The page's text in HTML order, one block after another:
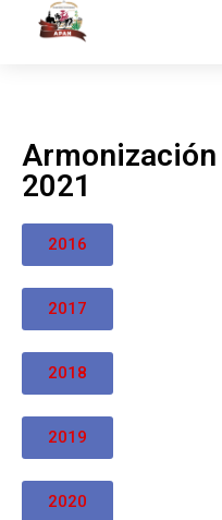
2021
2016
2017
2018
2019
2020